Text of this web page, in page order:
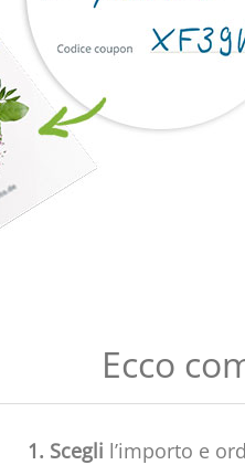
Ecco
1. Scegli l’importo e